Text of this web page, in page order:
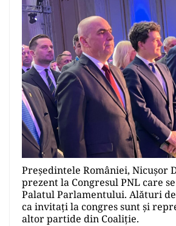
Preşedintele României, Nicuşor
prezent la Congresul PNL care
Palatul Parlamentului. Alături
ca invitaţi la congres sunt şi
altor partide din Coaliţie.